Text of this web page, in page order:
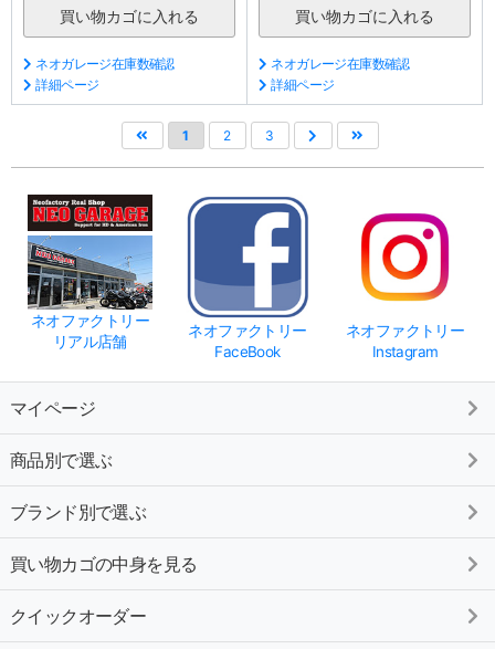
ネオガレージ在庫数確認
詳細ページ
ネオガレージ在庫数確認
詳細ページ
1 2 3
ネオファクトリー
リアル店舗
ネオファクトリー
FaceBook
ネオファクトリー
Instagram
マイページ
商品別で選ぶ
ブランド別で選ぶ
買い物カゴの中身を見る
クイックオーダー